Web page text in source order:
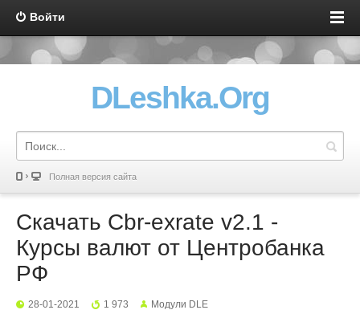
Войти
DLeshka.Org
Полная версия сайта
Скачать Cbr-exrate v2.1 -
Курсы валют от Центробанка
РФ
28-01-2021 1 973 Mодули DLE